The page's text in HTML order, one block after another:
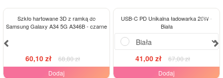
-13%
Szkło hartowane 3D z ramką do
Samsung Galaxy A34 5G A346B - czarne
60,10 zł
68,80 zł
Dodaj
-39%
USB-C PD Unikalna ładowarka 20W -
Biała
41,00 zł
67,00 zł
Dodaj